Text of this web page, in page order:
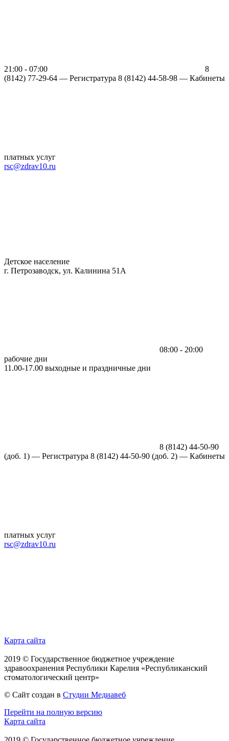
21:00 - 07:00
8
(8142) 77-29-64 — Регистратура 8 (8142) 44-58-98 — Кабинеты
платных услуг
rsc@zdrav10.ru
Детское население
г. Петрозаводск, ул. Калинина 51А
08:00 - 20:00
рабочие дни
11.00-17.00 выходные и праздничные дни
8 (8142) 44-50-90
(доб. 1) — Регистратура 8 (8142) 44-50-90 (доб. 2) — Кабинеты
платных услуг
rsc@zdrav10.ru
Карта сайта
2019 © Государственное бюджетное учреждение
здравоохранения Республики Карелия «Республиканский
стоматологический центр»
© Сайт создан в Студии Медиавеб
Перейти на полную версию
Карта сайта